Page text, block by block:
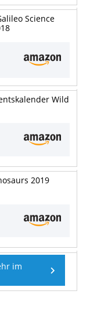
Science
Wild
2019
im